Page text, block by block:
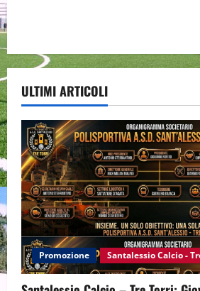
ULTIMI ARTICOLI
Promozione Santalessio Calcio -